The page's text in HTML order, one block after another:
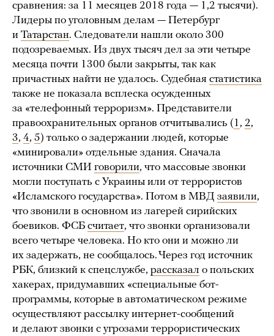
сравнения: за 11 месяцев 2018 года — 1,2 тысячи).
Лидеры по уголовным делам — Петербург
и Татарстан. Следователи нашли около 300
подозреваемых. Из двух тысяч дел за эти четыре
месяца почти 1300 были закрыты, так как
причастных найти не удалось. Судебная статистика
также не показала всплеска осужденных
за «телефонный терроризм». Представители
правоохранительных органов отчитывались (1 , 2,
3, 4, 5) только о задержании людей, которые
«минировали» отдельные здания. Сначала
источники СМИ говорили, что массовые звонки
могли поступать с Украины или от террористов
«Исламского государства». Потом в МВД заявили,
что звонили в основном из лагерей сирийских
боевиков. ФСБ считает, что звонки организовали
всего четыре человека. Но кто они и можно ли
их задержать, не сообщалось. Через год источник
РБК, близкий к спецслужбе, рассказал о польских
хакерах, придумавших «специальные бот-
программы, которые в автоматическом режиме
осуществляют рассылку интернет-сообщений
и делают звонки с угрозами террористических